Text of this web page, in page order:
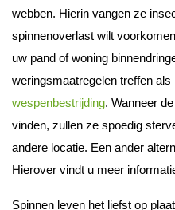
webben. Hierin vangen ze
spinnenoverlast wilt
uw pand of woning
weringsmaatregelen treffen
wespenbestrijding. Wanneer
vinden, zullen ze spoedig
andere locatie. Een ander
Hierover vindt u meer
Spinnen leven het liefst op